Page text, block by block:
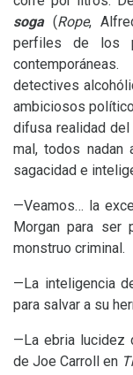
soga (Rope,
perfiles de los
detectives
ambiciosos
difusa realidad
mal, todos nadan
sagacidad e
—Veamos… la
Morgan para
monstruo criminal.
—La inteligencia
para salvar a su
—La ebria lucidez
de Joe Carroll en